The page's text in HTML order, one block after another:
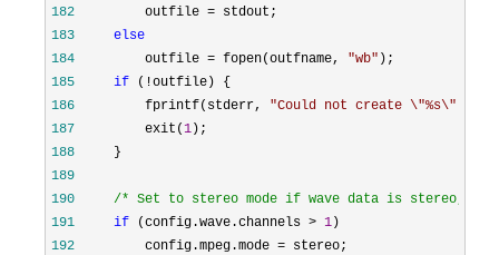
182
         outfile =
183
else
184
         outfile = fopen(outfname,
"wb"
185
if (!
186
         fprintf(stderr,
"Could not create \"%s\".\n
187
         exit(
1
188
189
190
/* Set to stereo mode if wave data is stereo,
191
if (config.wave.channels > 1
192
         config.mpeg.mode =